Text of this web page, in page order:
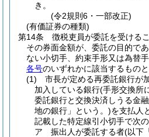
き。
(令2規則6・一部改正)
(有価証券の種類)
第14条
徴税吏員が委託を受ける
その券面金額が、委託の目的で
ない小切手、約束手形又は為替
各号のいずれかに該当するものと
(1)
市長が定める再委託銀行が
加入している銀行(手形交換所
委託銀行と交換決済しうる金
地の銀行」という。)を支払人
記載した特定線引小切手で次
ア
振出人が委託する者(以下